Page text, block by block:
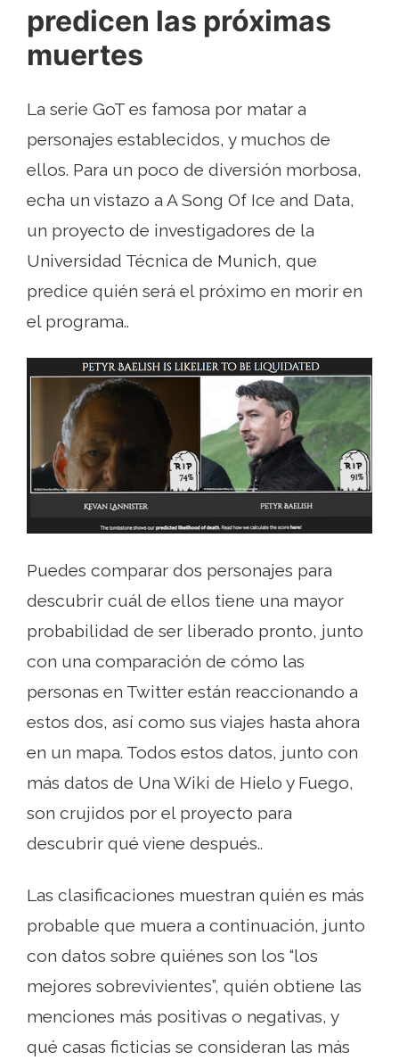
predicen las próximas
muertes
La serie GoT es famosa por matar a
personajes establecidos, y muchos de
ellos. Para un poco de diversión morbosa,
echa un vistazo a A Song Of Ice and Data,
un proyecto de investigadores de la
Universidad Técnica de Munich, que
predice quién será el próximo en morir en
el programa..
Puedes comparar dos personajes para
descubrir cuál de ellos tiene una mayor
probabilidad de ser liberado pronto, junto
con una comparación de cómo las
personas en Twitter están reaccionando a
estos dos, así como sus viajes hasta ahora
en un mapa. Todos estos datos, junto con
más datos de Una Wiki de Hielo y Fuego,
son crujidos por el proyecto para
descubrir qué viene después..
Las clasificaciones muestran quién es más
probable que muera a continuación, junto
con datos sobre quiénes son los “los
mejores sobrevivientes”, quién obtiene las
menciones más positivas o negativas, y
qué casas ficticias se consideran las más